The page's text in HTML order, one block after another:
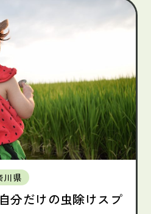
川県
分だけの虫除けスプ